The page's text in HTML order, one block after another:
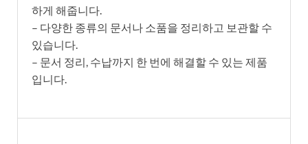
하게 해줍니다.
– 다양한 종류의 문서나 소품을 정리하고 보관할 수
있습니다.
– 문서 정리, 수납까지 한 번에 해결할 수 있는 제품
입니다.